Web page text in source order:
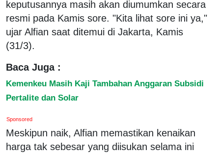
keputusannya masih akan diumumkan secara
resmi pada Kamis sore. "Kita lihat sore ini ya,"
ujar Alfian saat ditemui di Jakarta, Kamis
(31/3).
Baca Juga :
Kemenkeu Masih Kaji Tambahan Anggaran Subsidi
Pertalite dan Solar
Sponsored
Meskipun naik, Alfian memastikan kenaikan
harga tak sebesar yang diisukan selama ini